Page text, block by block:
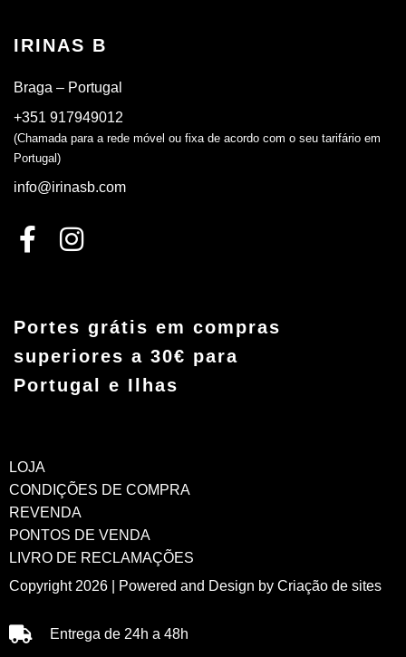
IRINAS B
Braga – Portugal
+351 917949012
(Chamada para a rede móvel ou fixa de acordo com o seu tarifário em
Portugal)
info@irinasb.com
Portes grátis em compras
superiores a 30€ para
Portugal e Ilhas
LOJA
CONDIÇÕES DE COMPRA
REVENDA
PONTOS DE VENDA
LIVRO DE RECLAMAÇÕES
Copyright 2026 | Powered and Design by Criação de sites
Entrega de 24h a 48h